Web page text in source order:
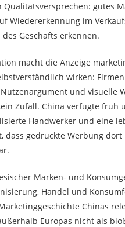
gutes
Wiedererkennung im
Geschäfts erkennen.
macht die Anzeige
wirken:
und visuelle
Zufall. China verfügte früh
Handwerker und eine
dass gedruckte Werbung
Marken- und
Handel und
Chinas
Europas nicht als